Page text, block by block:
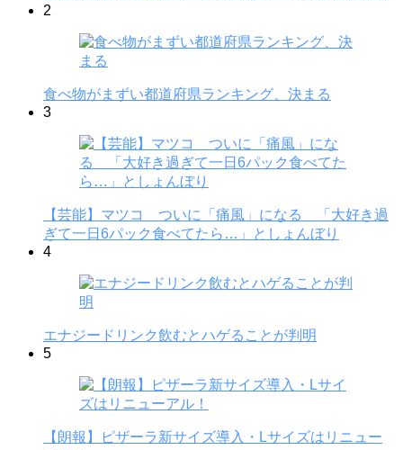
2
食べ物がまずい都道府県ランキング、決まる
3
【芸能】マツコ ついに「痛風」になる 「大好き過
ぎて一日6パック食べてたら…」としょんぼり
4
エナジードリンク飲むとハゲることが判明
5
【朗報】ピザーラ新サイズ導入・Lサイズはリニュー